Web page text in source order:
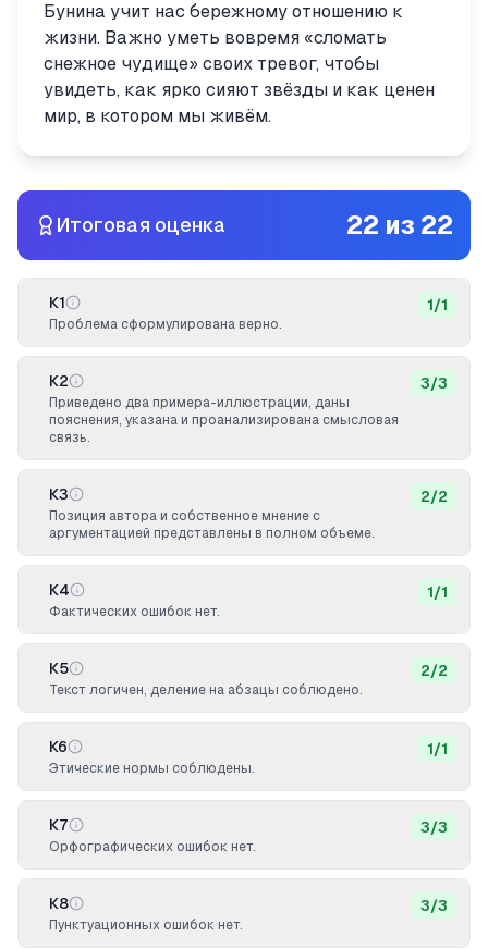
Бунина учит нас бережному отношению к
жизни. Важно уметь вовремя «сломать
снежное чудище» своих тревог, чтобы
увидеть, как ярко сияют звёзды и как ценен
мир, в котором мы живём.
Итоговая оценка 22 из 22
К1
Проблема сформулирована верно.
1/1
К2
Приведено два примера-иллюстрации, даны
пояснения, указана и проанализирована смысловая
связь.
3/3
К3
Позиция автора и собственное мнение с
аргументацией представлены в полном объеме.
2/2
К4
Фактических ошибок нет.
1/1
К5
Текст логичен, деление на абзацы соблюдено.
2/2
К6
Этические нормы соблюдены.
1/1
К7
Орфографических ошибок нет.
3/3
К8
Пунктуационных ошибок нет.
3/3